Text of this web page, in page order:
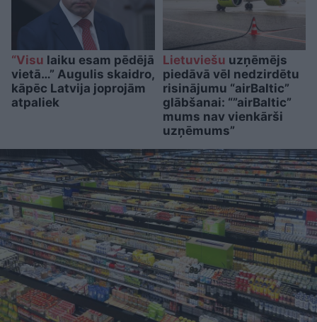
“Visu laiku esam pēdējā
vietā…” Augulis skaidro,
kāpēc Latvija joprojām
atpaliek
Lietuviešu uzņēmējs
piedāvā vēl nedzirdētu
risinājumu “airBaltic”
glābšanai: “”airBaltic”
mums nav vienkārši
uzņēmums”